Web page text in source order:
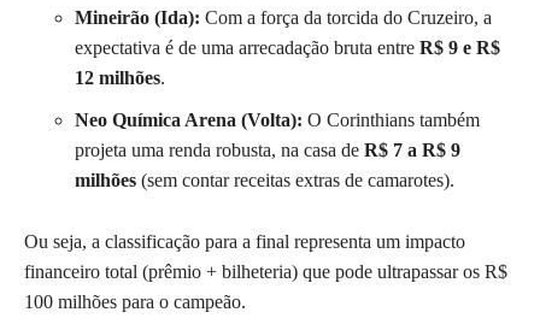
Mineirão (Ida): Com a força da torcida do Cruzeiro, a
expectativa é de uma arrecadação bruta entre R$ 9 e R$
12 milhões.
Neo Química Arena (Volta): O Corinthians também
projeta uma renda robusta, na casa de R$ 7 a R$ 9
milhões (sem contar receitas extras de camarotes).
Ou seja, a classificação para a final representa um impacto
financeiro total (prêmio + bilheteria) que pode ultrapassar os R$
100 milhões para o campeão.